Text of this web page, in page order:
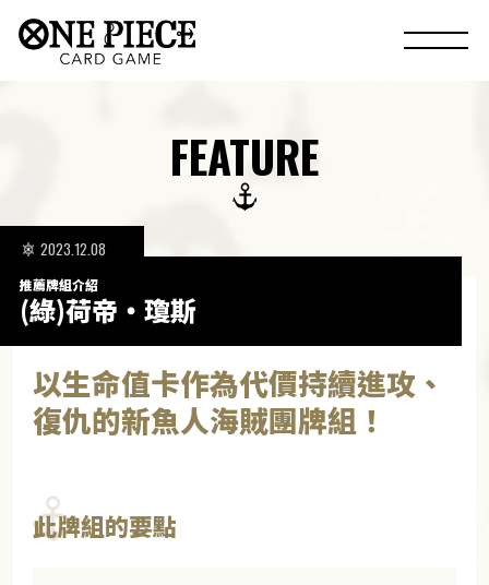
FEATURE
推薦牌組介紹
(綠)荷帝・瓊斯
2023.12.08
以生命值卡作為代價持續進攻、
復仇的新魚人海賊團牌組！
此牌組的要點